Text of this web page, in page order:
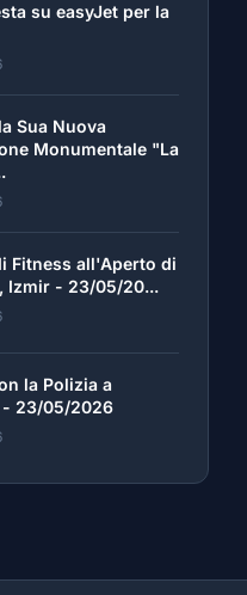
su easyJet per la
Sua Nuova
Monumentale "La
Fitness all'Aperto di
Izmir - 23/05/20...
la Polizia a
- 23/05/2026